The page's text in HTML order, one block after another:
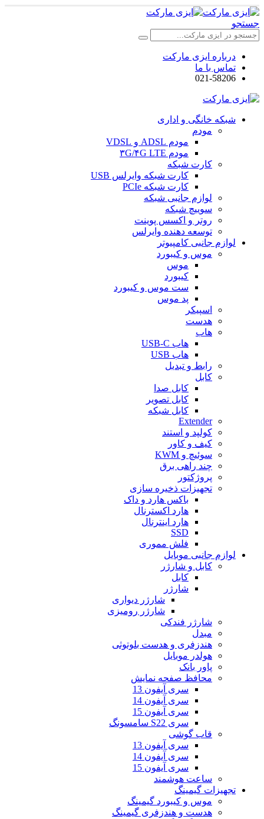
جستجو
درباره ایزی مارکت
تماس با ما
021-58206
شبکه خانگی و اداری
مودم
مودم ADSL و VDSL
مودم ۳G/۴G LTE
کارت شبکه
کارت شبکه وایرلس USB
کارت شبکه PCIe
لوازم جانبی شبکه
سوییچ شبکه
روتر و اکسس پوینت
توسعه دهنده وایرلس
لوازم جانبی کامپیوتر
موس و کیبورد
موس
کیبورد
ست موس و کیبورد
پد موس
اسپیکر
هدست
هاب
هاب USB-C
هاب USB
رابط و تبدیل
کابل
کابل صدا
کابل تصویر
کابل شبکه
Extender
کولپد و استند
کیف و کاور
سوئیچ و KWM
چند راهی برق
پروژکتور
تجهیزات ذخیره سازی
باکس هارد و داک
هارد اکسترنال
هارد اینترنال
SSD
فلش مموری
لوازم جانبی موبایل
کابل و شارژر
کابل
شارژر
شارژر دیواری
شارژر رومیزی
شارژر فندکی
مبدل
هندزفری و هدست بلوتوثی
هولدر موبایل
پاور بانک
محافظ صفحه نمایش
سری آیفون 13
سری آیفون 14
سری آیفون 15
سری S22 سامسونگ
قاب گوشی
سری آیفون 13
سری آیفون 14
سری آیفون 15
ساعت هوشمند
تجهیزات گیمینگ
موس و کیبورد گیمینگ
هدست و هندزفری گیمینگ